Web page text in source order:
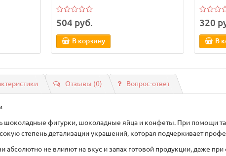
504 руб.
В корзину
320
В
Отзывы (0) Вопрос-ответ
шоколадные фигурки, шоколадные яйца и конфеты. При помощи
степень детализации украшений, которая подчеркивает
абсолютно не влияют на вкус и запах готовой продукции, даже